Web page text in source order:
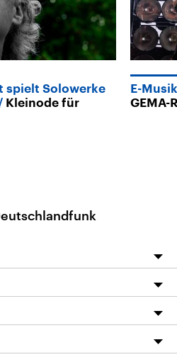
spielt Solowerke
Kleinode für
E-
GEMA-